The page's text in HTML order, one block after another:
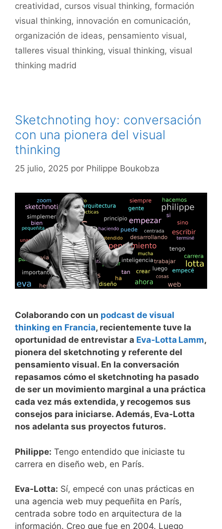
creatividad , cursos visual thinking, formación
visual thinking, innovación en comunicación,
organización de ideas, pensamiento visual,
talleres visual thinking, visual thinking, visual
thinking madrid
Sketchnoting hoy: conversación
con una pionera del visual
thinking
25 julio, 2025 por Philippe Boukobza
Colaborando con un podcast de visual
thinking en Francia, recientemente tuve la
oportunidad de entrevistar a Eva‑Lotta Lamm,
pionera del sketchnoting y referente del
pensamiento visual. En la conversación
repasamos cómo el sketchnoting ha pasado
de ser un movimiento marginal a una práctica
cada vez más extendida, y recogemos sus
consejos para iniciarse. Además, Eva‑Lotta
nos adelanta sus proyectos futuros.
Philippe: Tengo entendido que iniciaste tu
carrera en diseño web, en París.
Eva-Lotta: Sí, empecé con unas prácticas en
una agencia web muy pequeñita en París,
centrada sobre todo en arquitectura de la
información. Creo que fue en 2004. Luego